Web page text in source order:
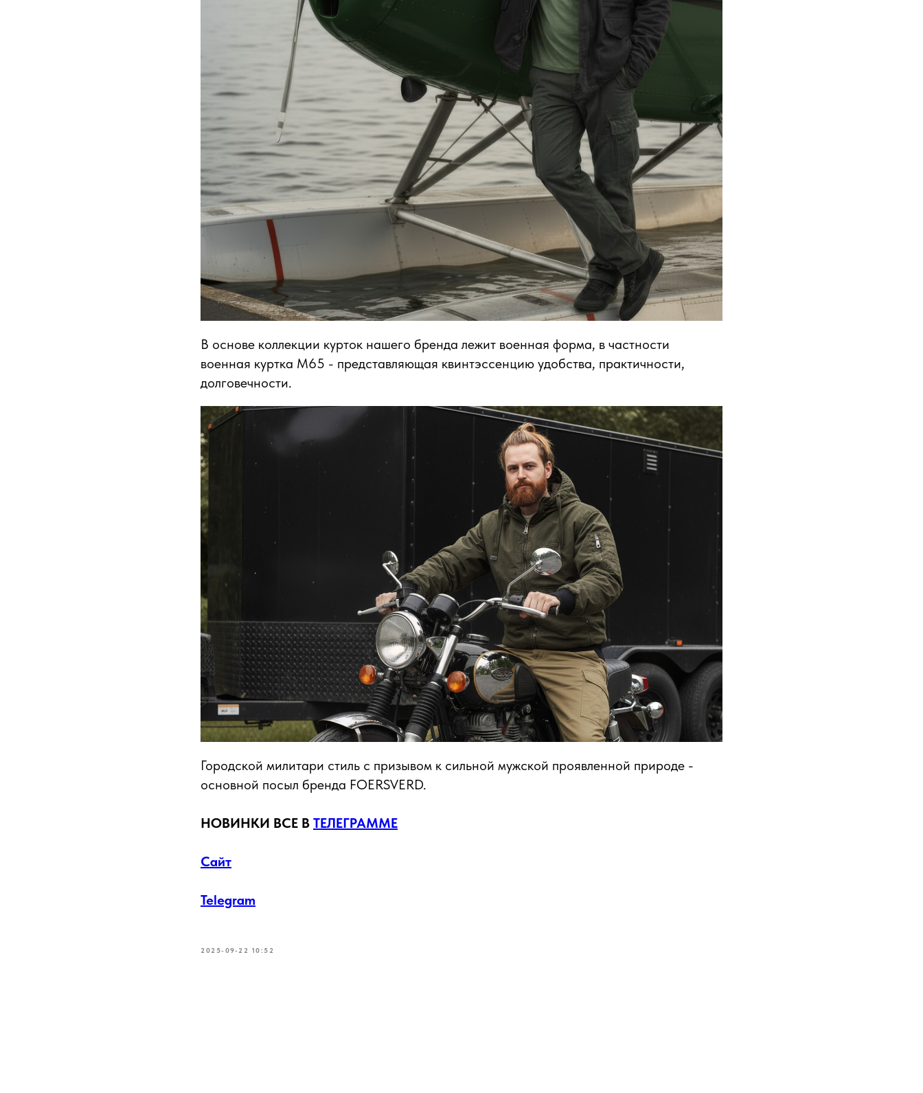
В основе коллекции курток нашего бренда лежит военная форма, в частности
военная куртка М65 - представляющая квинтэссенцию удобства, практичности,
долговечности.
Городской милитари стиль с призывом к сильной мужской проявленной природе -
основной посыл бренда FOERSVERD.
НОВИНКИ ВСЕ В ТЕЛЕГРАММЕ
Сайт
Telegram
2025-09-22 10:52